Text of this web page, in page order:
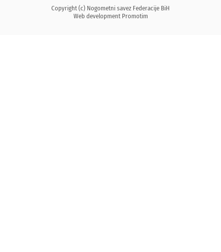
Copyright (c) Nogometni savez Federacije BiH
Web development Promotim